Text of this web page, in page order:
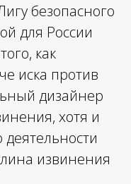
безопасного
для России
как
иска против
дизайнер
хотя и
извинения